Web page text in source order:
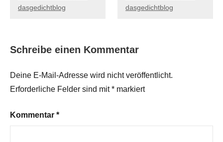
dasgedichtblog
dasgedichtblog
Schreibe einen Kommentar
Deine E-Mail-Adresse wird nicht veröffentlicht.
Erforderliche Felder sind mit* markiert
Kommentar *